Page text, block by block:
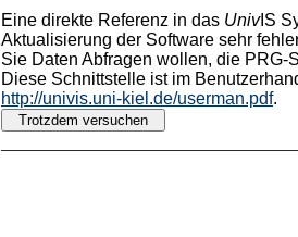
Eine direkte Referenz in das UnivIS
Aktualisierung der Software sehr
Sie Daten Abfragen wollen, die PRG-
Diese Schnittstelle ist im
http://univis.uni-kiel.de/userman.pdf.